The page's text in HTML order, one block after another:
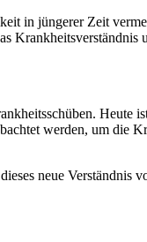
in jüngerer Zeit
Heute
werden, um die
neue Verständnis